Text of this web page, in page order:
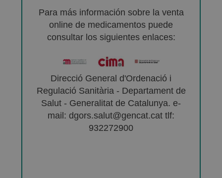
Para más información sobre la venta
online de medicamentos puede
consultar los siguientes enlaces:
Direcció General d'Ordenació i
Regulació Sanitària - Departament de
Salut - Generalitat de Catalunya. e-
mail: dgors.salut@gencat.cat tlf:
932272900